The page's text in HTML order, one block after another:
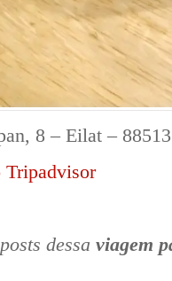
8 – Eilat –
Tripadvisor
dessa viagem